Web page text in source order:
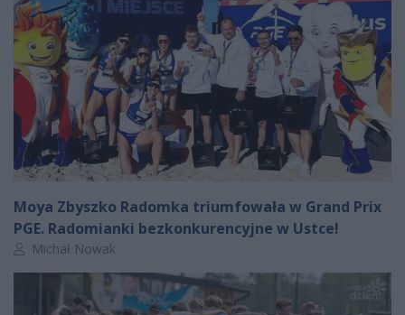
Moya Zbyszko Radomka triumfowała w Grand Prix
PGE. Radomianki bezkonkurencyjne w Ustce!
Autor artykułu:
Michał Nowak